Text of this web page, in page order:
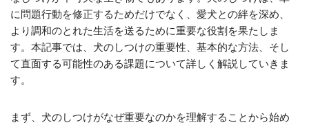
に問題行動を修正するためだけでなく、愛犬との絆を深め、
より調和のとれた生活を送るために重要な役割を果たしま
す。本記事では、犬のしつけの重要性、基本的な方法、そし
て直面する可能性のある課題について詳しく解説していきま
す。
まず、犬のしつけがなぜ重要なのかを理解することから始め